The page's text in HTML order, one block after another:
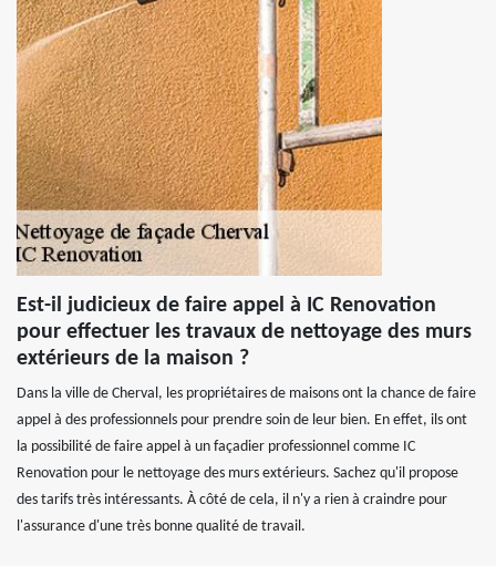
Est-il judicieux de faire appel à IC Renovation
pour effectuer les travaux de nettoyage des murs
extérieurs de la maison ?
Dans la ville de Cherval, les propriétaires de maisons ont la chance de faire
appel à des professionnels pour prendre soin de leur bien. En effet, ils ont
la possibilité de faire appel à un façadier professionnel comme IC
Renovation pour le nettoyage des murs extérieurs. Sachez qu'il propose
des tarifs très intéressants. À côté de cela, il n'y a rien à craindre pour
l'assurance d'une très bonne qualité de travail.